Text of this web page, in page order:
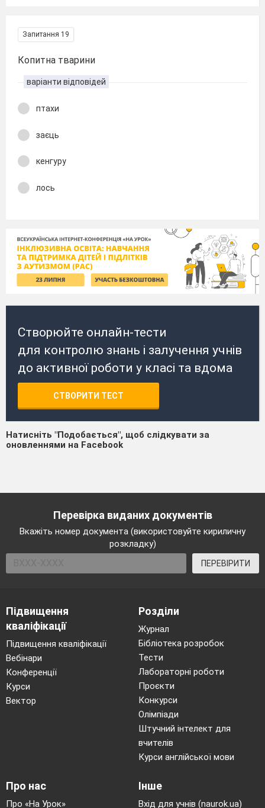
Запитання 19
Копитна тварини
варіанти відповідей
птахи
заєць
кенгуру
лось
Створюйте онлайн-тести
для контролю знань і залучення учнів
до активної роботи у класі та вдома
СТВОРИТИ ТЕСТ
Натисніть "Подобається", щоб слідкувати за
оновленнями на Facebook
Перевірка виданих документів
Вкажіть номер документа (використовуйте кириличну
розкладку)
ПЕРЕВІРИТИ
Підвищення
кваліфікації
Підвищення кваліфікації
Вебінари
Конференції
Курси
Вектор
Розділи
Журнал
Бібліотека розробок
Тести
Лабораторні роботи
Проєкти
Конкурси
Олімпіади
Штучний інтелект для
вчителів
Курси англійської мови
Про нас
Про «На Урок»
Інше
Вхід для учнів (naurok.ua)